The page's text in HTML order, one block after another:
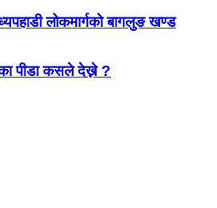
लोकमार्गको बागलुङ खण्ड
पीडा कसले देख्ने ?